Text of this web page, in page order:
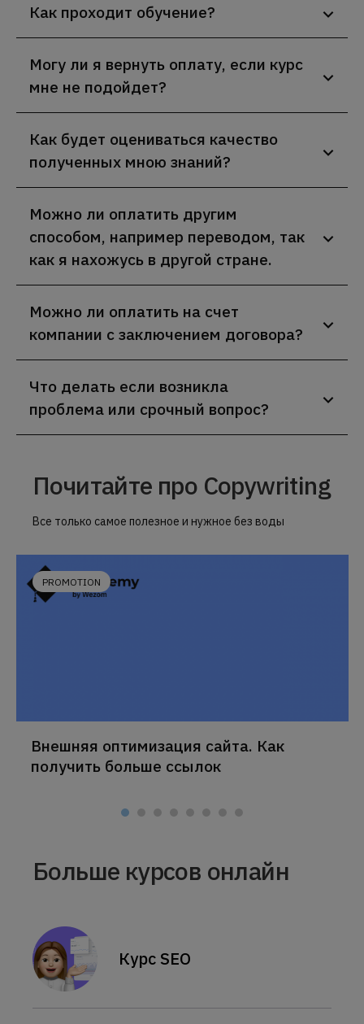
Как проходит обучение?
Могу ли я вернуть оплату, если курс
мне не подойдет?
Как будет оцениваться качество
полученных мною знаний?
Можно ли оплатить другим
способом, например переводом, так
как я нахожусь в другой стране.
Можно ли оплатить на счет
компании с заключением договора?
Что делать если возникла
проблема или срочный вопрос?
Почитайте про Copywriting
Все только самое полезное и нужное без воды
PROMOTION
Внешняя оптимизация сайта. Как
получить больше ссылок
Больше курсов онлайн
Курс SEO